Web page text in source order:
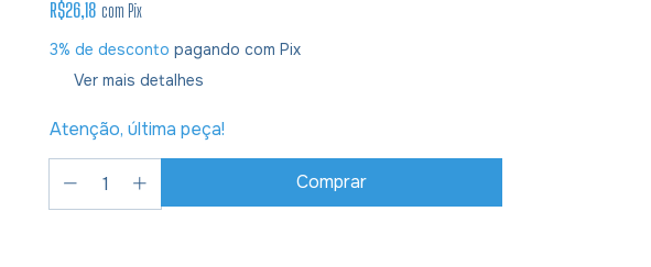
R$26,18 com Pix
3% de desconto pagando com Pix
Ver mais detalhes
Atenção, última peça!